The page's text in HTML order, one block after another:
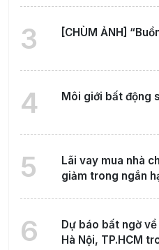
3 [CHÙM ẢNH]
4 Môi giới bất động
5
Lãi vay mua nhà
giảm trong ngắn
6
Dự báo bất ngờ
Hà Nội, TP.HCM